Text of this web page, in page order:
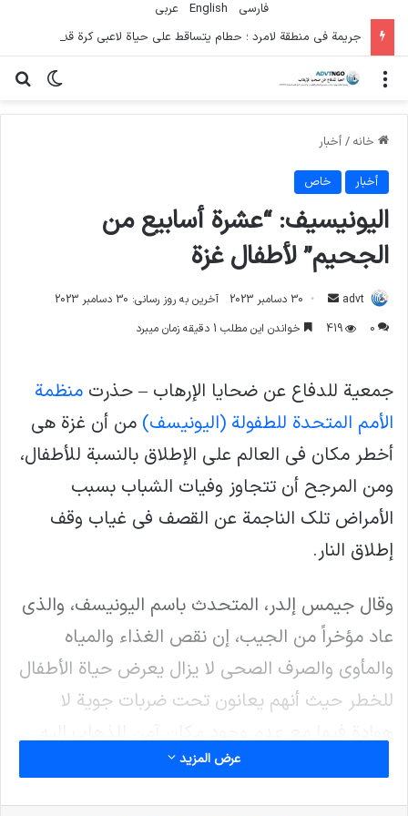
فارسی English
عربي
تغییر منو
خانه / أخبار
أخبار خاص
اليونيسيف: “عشرة أسابيع من
الجحيم” لأطفال غزة
advt
ارسال
ایمیل
30 دسامبر 2023
آخرین به روز رسانی: 30 دسامبر 2023
0
419 خواندن این مطلب 1 دقیقه زمان میبرد
جمعية للدفاع عن ضحايا الإرهاب – حذرت منظمة
الأمم المتحدة للطفولة (اليونيسف) من أن غزة هي
أخطر مكان في العالم على الإطلاق بالنسبة للأطفال،
ومن المرجح أن تتجاوز وفيات الشباب بسبب
الأمراض تلك الناجمة عن القصف في غياب وقف
إطلاق النار.
وقال جيمس إلدر، المتحدث باسم اليونيسف، والذي
عاد مؤخراً من الجيب، إن نقص الغذاء والمياه
والمأوى والصرف الصحي لا يزال يعرض حياة الأطفال
للخطر حيث أنهم يعانون تحت ضربات جوية لا
عرض المزيد